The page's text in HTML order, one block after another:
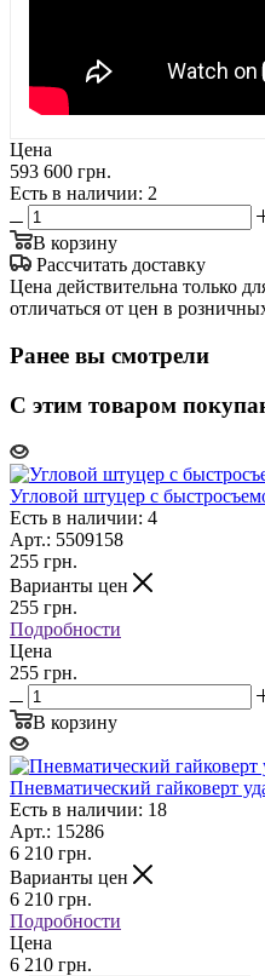
Цена
593 600 грн.
Есть в наличии: 2
В корзину
Рассчитать доставку
Цена действительна только
отличаться от цен в
Ранее вы смотрели
С этим товаром
Угловой штуцер с
Есть в наличии: 4
Арт.: 5509158
255 грн.
Варианты цен
255 грн.
Подробности
Цена
255 грн.
В корзину
Пневматический гайковерт
Есть в наличии: 18
Арт.: 15286
6 210 грн.
Варианты цен
6 210 грн.
Подробности
Цена
6 210 грн.